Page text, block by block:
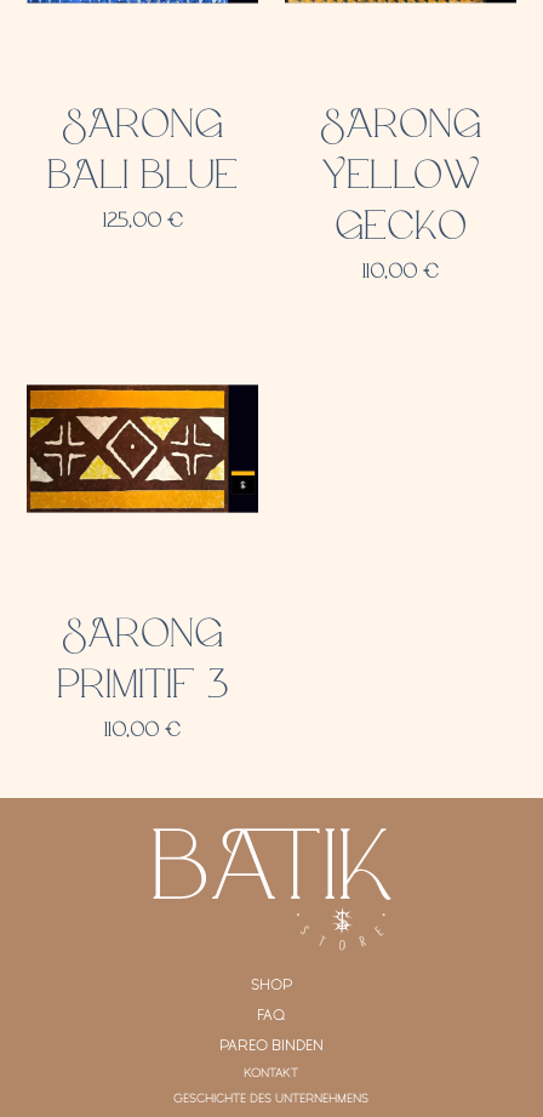
SARONG
BALI BLUE
125,00 €
SARONG
YELLOW
GECKO
110,00 €
SARONG
PRIMITIF 3
110,00€
SHOP
FAQ
PAREO BINDEN
KONTAKT
GESCHICHTE DES UNTERNEHMENS